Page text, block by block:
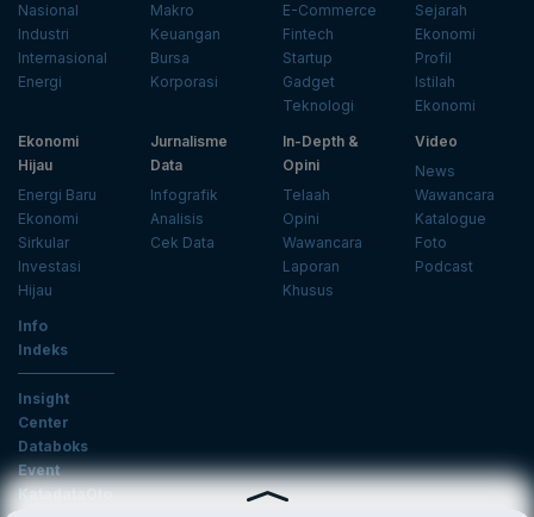
Nasional
Industri
Internasional
Energi
Makro
Keuangan
Bursa
Korporasi
E-Commerce
Fintech
Startup
Gadget
Teknologi
Sejarah
Ekonomi
Profil
Istilah
Ekonomi
Ekonomi
Hijau
Energi Baru
Ekonomi
Sirkular
Investasi
Hijau
Jurnalisme
Data
Infografik
Analisis
Cek Data
In-Depth &
Opini
Telaah
Opini
Wawancara
Laporan
Khusus
Video
News
Wawancara
Katalogue
Foto
Podcast
Info
Indeks
Insight
Center
Databoks
Event
KatadataOto